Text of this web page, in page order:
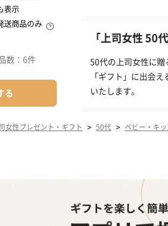
表示
送商品のみ
数： 6件
る
「上司女性 50
50代の上司女性に
「ギフト」に出会
いたします。
女性プレゼント・ギフト > 50代 > ベビー・キ